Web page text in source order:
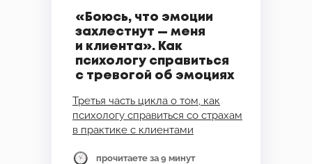
прочитаете за 9 минут
«Боюсь, что эмоции
захлестнут — меня
и клиента». Как
психологу справиться
с тревогой об эмоциях
Третья часть цикла о том, как
психологу справиться со страхам
в практике с клиентами